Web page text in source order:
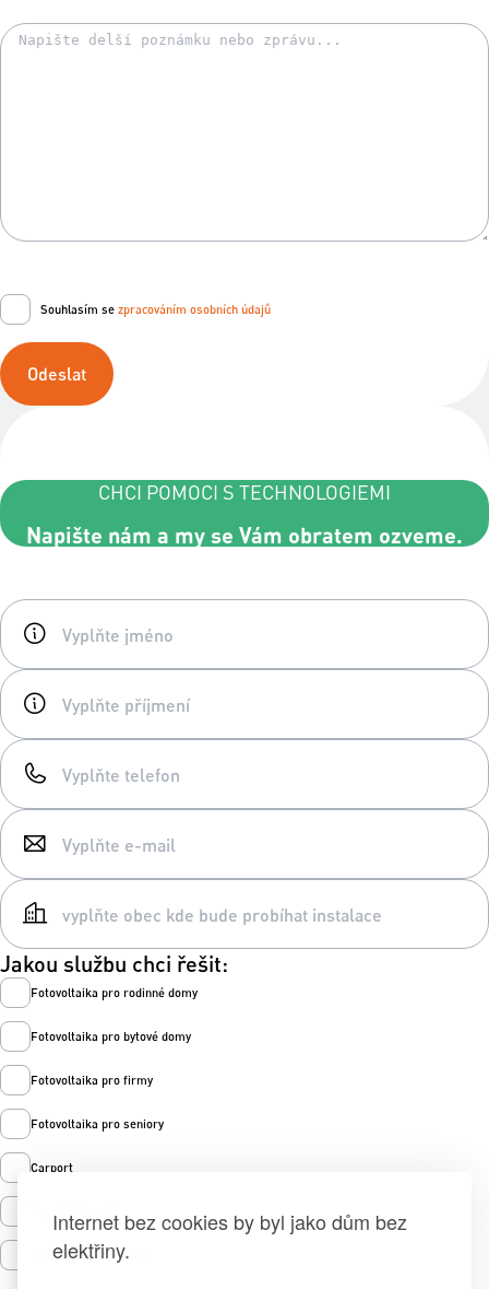
Internet bez cookies by byl jako dům bez
elektřiny.
Souhlasím se zpracováním osobních údajů
Odeslat
CHCI POMOCI S TECHNOLOGIEMI
Napište nám a my se Vám obratem ozveme.
Jakou službu chci řešit:
Fotovoltaika pro rodinné domy
Fotovoltaika pro bytové domy
Fotovoltaika pro firmy
Fotovoltaika pro seniory
Carport
Prodej zelené energie